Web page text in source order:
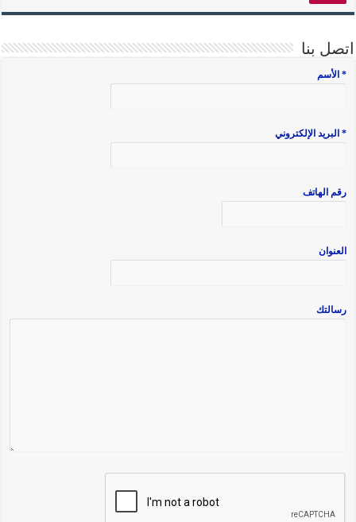
اتصل بنا
* الأسم
* البريد الإلكتروني
رقم الهاتف
العنوان
رسالتك